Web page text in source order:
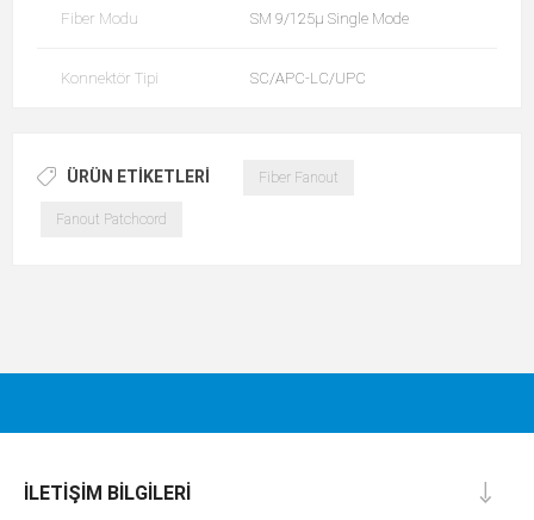
Fiber Modu SM 9/125µ Single Mode
Konnektör Tipi SC/APC-LC/UPC
ÜRÜN ETIKETLERI Fiber Fanout
Fanout Patchcord
İLETIŞIM BILGILERI